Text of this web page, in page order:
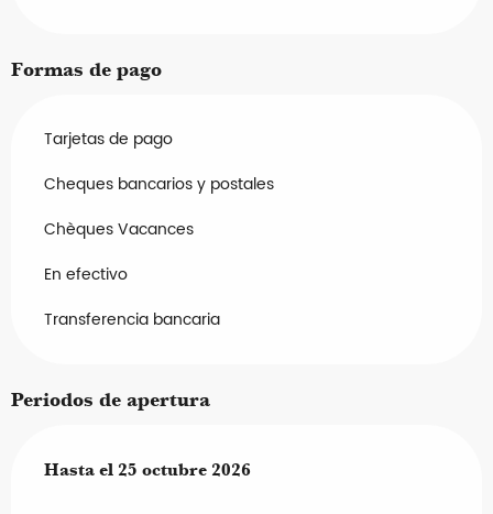
Formas de pago
Tarjetas de pago
Cheques bancarios y postales
Chèques Vacances
En efectivo
Transferencia bancaria
Periodos de apertura
Del3 abril 2026al25 octubre 2026
Hasta el 25 octubre 2026